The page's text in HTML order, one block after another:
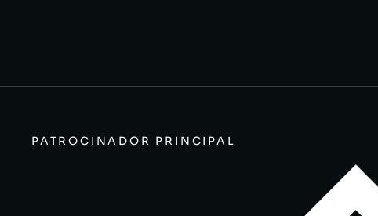
PATROCINADOR PRINCIPAL